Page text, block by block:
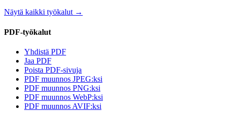
Näytä kaikki työkalut→
PDF-työkalut
Yhdistä PDF
Jaa PDF
Poista PDF-sivuja
PDF muunnos JPEG:ksi
PDF muunnos PNG:ksi
PDF muunnos WebP:ksi
PDF muunnos AVIF:ksi